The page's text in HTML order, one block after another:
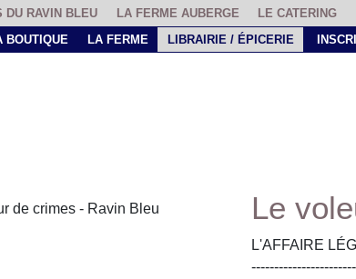
DU RAVIN BLEU LA FERME AUBERGE LE CATERING
BOUTIQUE
LA FERME LIBRAIRIE / ÉPICERIE
Le
L'AFFAIRE